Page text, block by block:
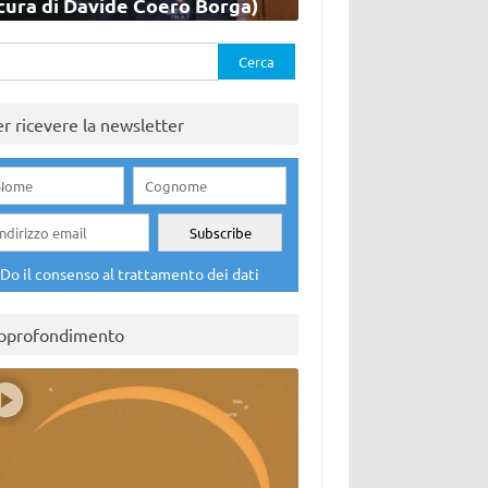
ricevere la newsletter
Do il consenso al trattamento dei dati